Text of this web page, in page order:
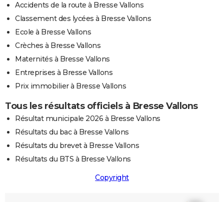
Accidents de la route à Bresse Vallons
Classement des lycées à Bresse Vallons
Ecole à Bresse Vallons
Crèches à Bresse Vallons
Maternités à Bresse Vallons
Entreprises à Bresse Vallons
Prix immobilier à Bresse Vallons
Tous les résultats officiels à Bresse Vallons
Résultat municipale 2026 à Bresse Vallons
Résultats du bac à Bresse Vallons
Résultats du brevet à Bresse Vallons
Résultats du BTS à Bresse Vallons
Copyright